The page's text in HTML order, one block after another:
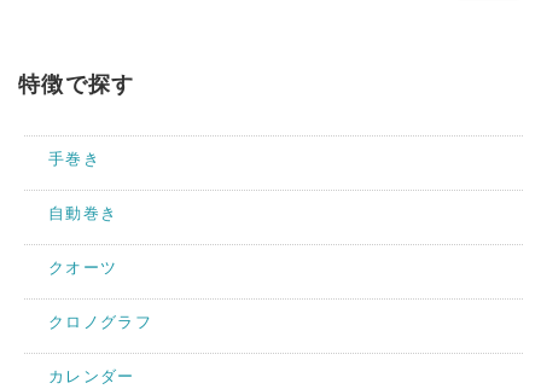
特徴で探す
手巻き
自動巻き
クオーツ
クロノグラフ
カレンダー